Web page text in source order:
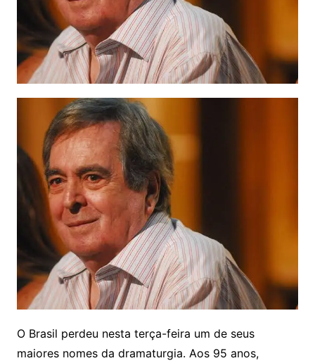
O Brasil perdeu nesta terça-feira um de seus
maiores nomes da dramaturgia. Aos 95 anos,